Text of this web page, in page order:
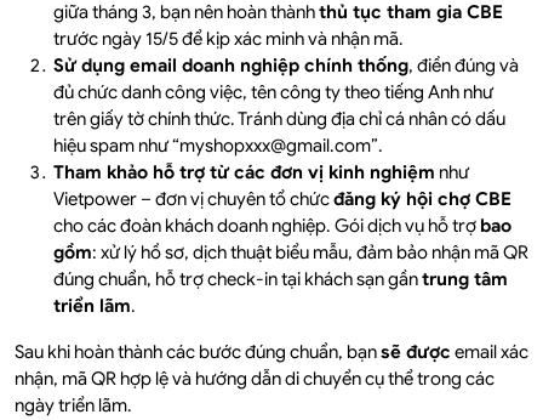
giữa tháng 3, bạn nên hoàn thànhthủ tục tham gia CBE
trước ngày 15/5 để kịp xác minh và nhận mã.
Sử dụng email doanh nghiệp chính thống, điền đúng và
đủ chức danh công việc, tên công ty theo tiếng Anh như
trên giấy tờ chính thức. Tránh dùng địa chỉ cá nhân có dấu
hiệu spam như “myshopxxx@gmail.com”.
Tham khảo hỗ trợ từ các đơn vị kinh nghiệm như
Vietpower – đơn vị chuyên tổ chứcđăng ký hội chợ CBE
cho các đoàn khách doanh nghiệp. Gói dịch vụ hỗ trợ bao
gồm: xử lý hồ sơ, dịch thuật biểu mẫu, đảm bảo nhận mã QR
đúng chuẩn, hỗ trợ check-in tại khách sạn gầntrung tâm
triển lãm.
Sau khi hoàn thành các bước đúng chuẩn, bạnsẽ được email xác
nhận, mã QR hợp lệ và hướng dẫn di chuyển cụ thể trong các
ngày triển lãm.